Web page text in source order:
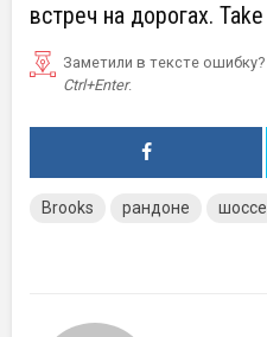
встреч на дорогах.
Заметили в тексте
Ctrl+Enter.
Brooks рандоне шоссе